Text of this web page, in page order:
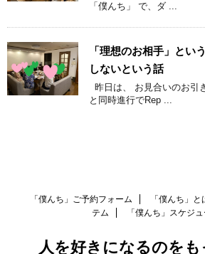
「僕んち」 で、ダ ...
「理想のお相手」とい
しないという話
昨日は、 お見合いのお引
と同時進行でRep ...
「僕んち」ご予約フォーム 「僕んち」と
テム
「僕んち」スケジ
人を好きになるのをも